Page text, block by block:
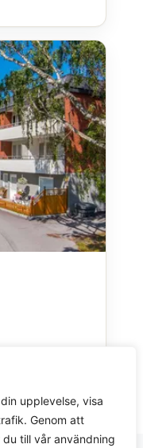
upplevelse, visa
Genom att
till vår användning